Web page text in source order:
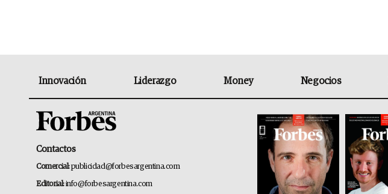
Innovación Liderazgo Money Negocios
Contactos
Comercial:publicidad@forbesargentina.com
Editorial:info@forbesargentina.com